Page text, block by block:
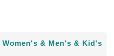
Women's & Men's & Kid's